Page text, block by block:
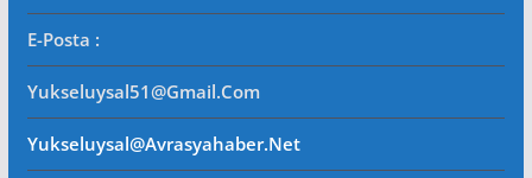
E-Posta :
Yukseluysal51@gmail.com
Yukseluysal@avrasyahaber.net